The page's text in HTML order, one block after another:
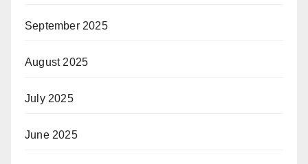
September 2025
August 2025
July 2025
June 2025